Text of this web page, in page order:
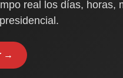
real los días, horas,
→